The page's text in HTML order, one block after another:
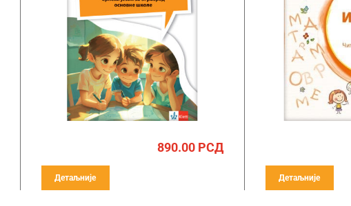
890.00РСД
Детаљније Детаљније